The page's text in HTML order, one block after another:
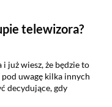
telewizora?
już wiesz, że będzie to
uwagę kilka innych
decydujące, gdy